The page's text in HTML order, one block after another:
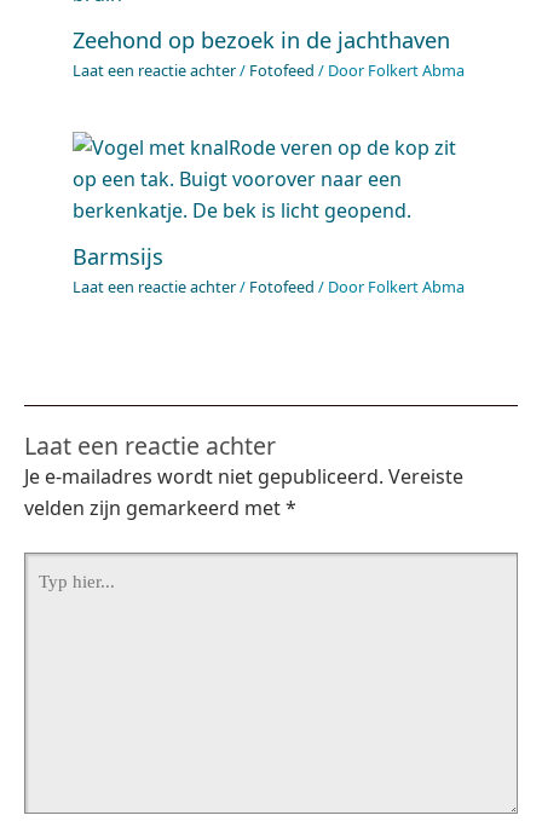
Zeehond op bezoek in de jachthaven
Laat een reactie achter/ Fotofeed / Door Folkert Abma
Barmsijs
Laat een reactie achter/ Fotofeed / Door Folkert Abma
Laat een reactie achter
Je e-mailadres wordt niet gepubliceerd. Vereiste
velden zijn gemarkeerd met*
hier...